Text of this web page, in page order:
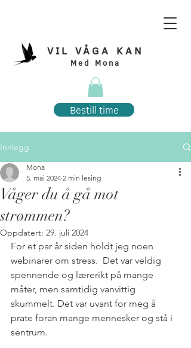
VIL VÅGA KAN
Med Mona
Bestill time
Innlegg
Våger du å gå mot
strømmen?
Mona
5. mai 2024 2 min lesing
Oppdatert: 29. juli 2024
For et par år siden holdt jeg noen
webinarer om stress.  Det var veldig
spennende og lærerikt på mange
måter, men samtidig vanvittig
skummelt. Det var uvant for meg å
prate foran mange mennesker og stå i
sentrum.